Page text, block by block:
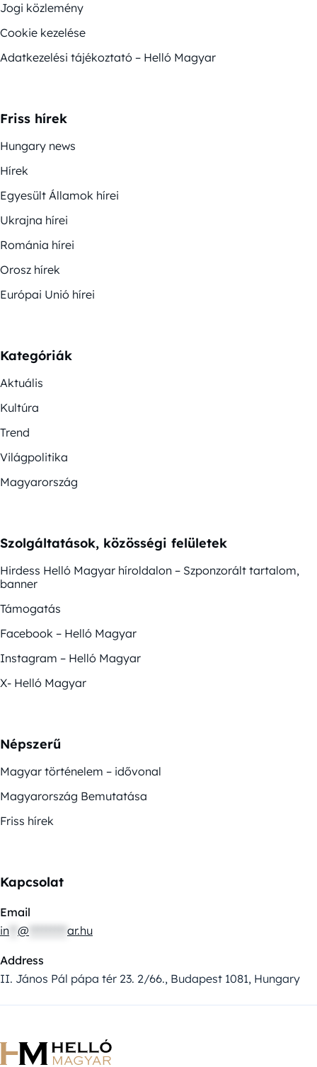
Jogi közlemény
Cookie kezelése
Adatkezelési tájékoztató – Helló Magyar
Friss hírek
Hungary news
Hírek
Egyesült Államok hírei
Ukrajna hírei
Románia hírei
Orosz hírek
Európai Unió hírei
Kategóriák
Aktuális
Kultúra
Trend
Világpolitika
Magyarország
Szolgáltatások, közösségi felületek
Hirdess Helló Magyar híroldalon – Szponzorált tartalom,
banner
Támogatás
Facebook – Helló Magyar
Instagram – Helló Magyar
X- Helló Magyar
Népszerű
Magyar történelem – idővonal
Magyarország Bemutatása
Friss hírek
Kapcsolat
Email
in @ ar.hu
Address
II. János Pál pápa tér 23. 2/66., Budapest 1081, Hungary